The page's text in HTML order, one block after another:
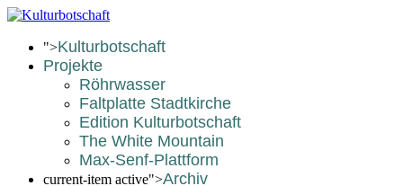
">Kulturbotschaft
Projekte
Röhrwasser
Faltplatte Stadtkirche
Edition Kulturbotschaft
The White Mountain
Max-Senf-Plattform
current-item active">Archiv